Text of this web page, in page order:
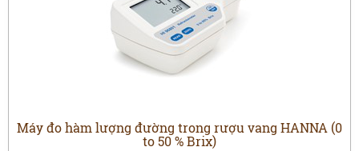
Máy đo hàm lượng đường trong rượu vang HANNA (0
to 50 % Brix)